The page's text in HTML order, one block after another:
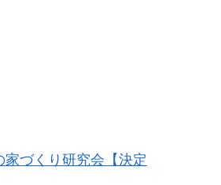
家づくり研究会【決定